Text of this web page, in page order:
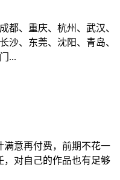
都、重庆、杭州、武汉、
沙、东莞、沈阳、青岛、
...
满意再付费，前期不花一
，对自己的作品也有足够